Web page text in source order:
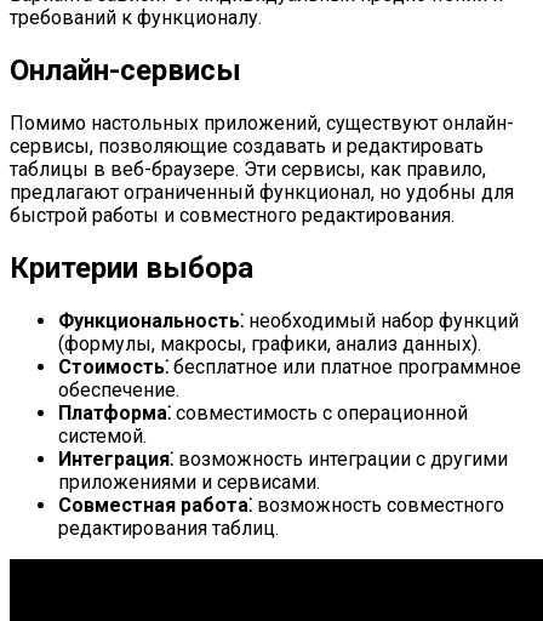
требований к функционалу.
Онлайн-сервисы
Помимо настольных приложений, существуют онлайн-
сервисы, позволяющие создавать и редактировать
таблицы в веб-браузере. Эти сервисы, как правило,
предлагают ограниченный функционал, но удобны для
быстрой работы и совместного редактирования.
Критерии выбора
Функциональность⁚ необходимый набор функций
(формулы, макросы, графики, анализ данных).
Стоимость⁚ бесплатное или платное программное
обеспечение.
Платформа⁚ совместимость с операционной
системой.
Интеграция⁚ возможность интеграции с другими
приложениями и сервисами.
Совместная работа⁚ возможность совместного
редактирования таблиц.